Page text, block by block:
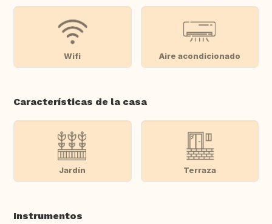
Wifi Aire acondicionado
Características de la casa
Jardín Terraza
Instrumentos